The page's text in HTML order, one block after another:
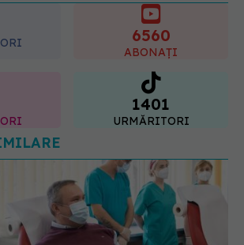
6560
ABONAȚI
1401
URMĂRITORI